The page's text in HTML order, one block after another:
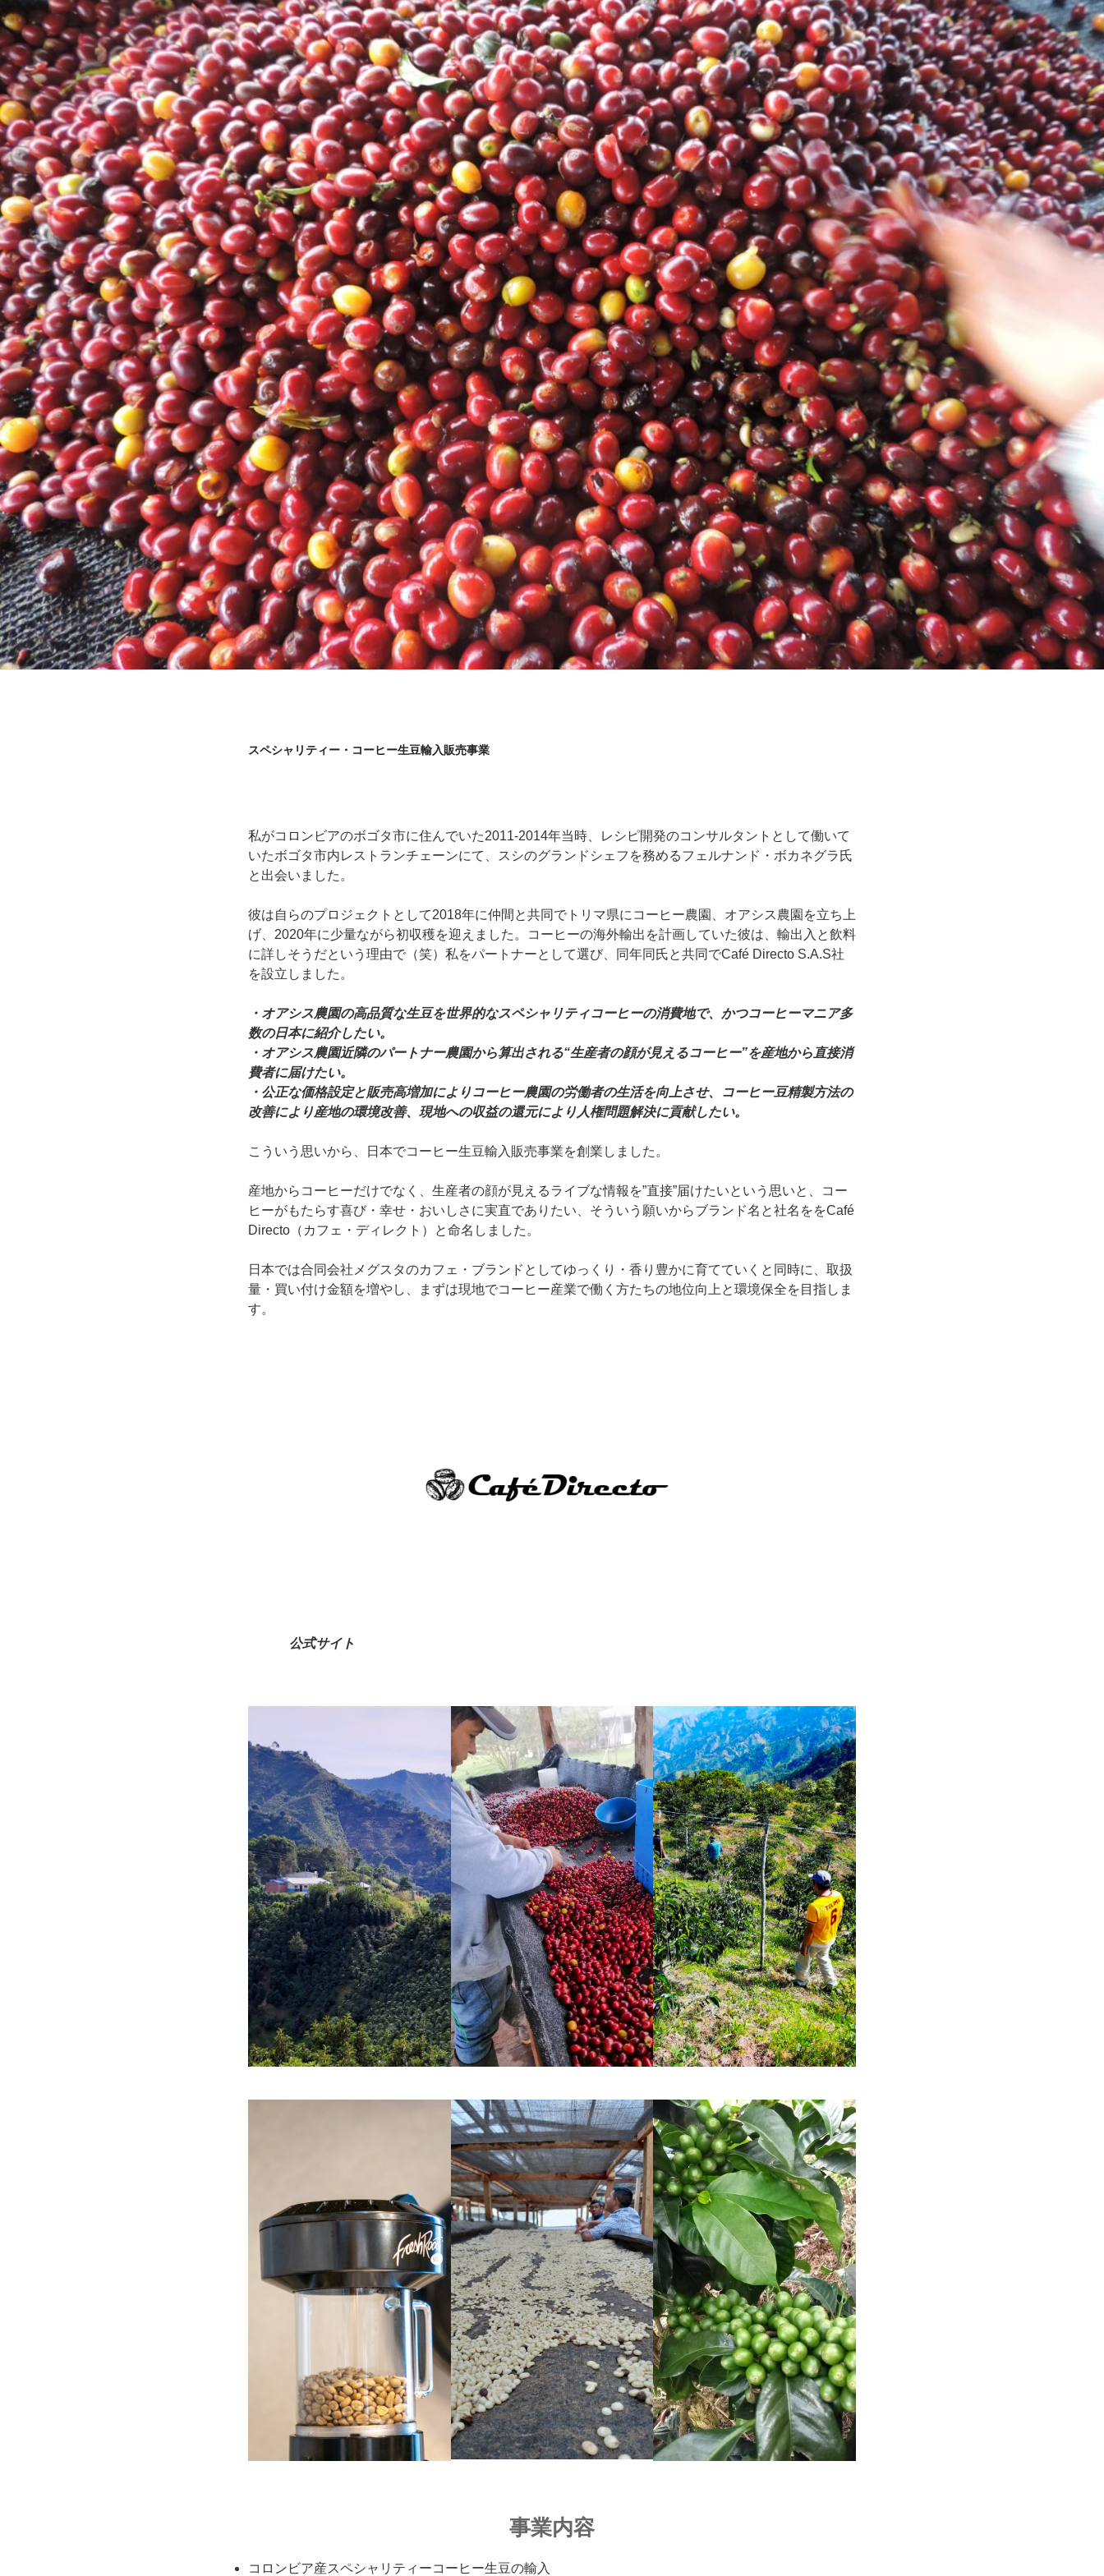
スペシャリティー・コーヒー生豆輸入販売事業
私がコロンビアのボゴタ市に住んでいた2011-2014年当時、レシピ開発のコンサルタントとして働いて
いたボゴタ市内レストランチェーンにて、スシのグランドシェフを務めるフェルナンド・ボカネグラ氏
と出会いました。
彼は自らのプロジェクトとして2018年に仲間と共同でトリマ県にコーヒー農園、オアシス農園を立ち上
げ、2020年に少量ながら初収穫を迎えました。コーヒーの海外輸出を計画していた彼は、輸出入と飲料
に詳しそうだという理由で（笑）私をパートナーとして選び、同年同氏と共同でCafé Directo S.A.S社
を設立しました。
・オアシス農園の高品質な生豆を世界的なスペシャリティコーヒーの消費地で、かつコーヒーマニア多
数の日本に紹介したい。
・オアシス農園近隣のパートナー農園から算出される“生産者の顔が見えるコーヒー”を産地から直接消
費者に届けたい。
・公正な価格設定と販売高増加によりコーヒー農園の労働者の生活を向上させ、コーヒー豆精製方法の
改善により産地の環境改善、現地への収益の還元により人権問題解決に貢献したい。
こういう思いから、日本でコーヒー生豆輸入販売事業を創業しました。
産地からコーヒーだけでなく、生産者の顔が見えるライブな情報を”直接”届けたいという思いと、コー
ヒーがもたらす喜び・幸せ・おいしさに実直でありたい、そういう願いからブランド名と社名ををCafé
Directo（カフェ・ディレクト）と命名しました。
日本では合同会社メグスタのカフェ・ブランドとしてゆっくり・香り豊かに育てていくと同時に、取扱
量・買い付け金額を増やし、まずは現地でコーヒー産業で働く方たちの地位向上と環境保全を目指しま
す。
公式サイト
事業内容
コロンビア産スペシャリティーコーヒー生豆の輸入